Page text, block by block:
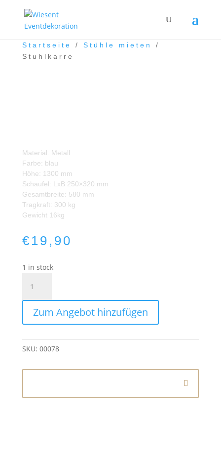
Startseite / Stühle mieten
/
Stuhlkarre
Material: Metall
Farbe: blau
Höhe: 1300 mm
Schaufel: LxB 250×320 mm
Gesamtbreite: 580 mm
Tragkraft: 300 kg
Gewicht 16kg
€ 19,90
1 in stock
quantity
Zum Angebot hinzufügen
SKU: 00078